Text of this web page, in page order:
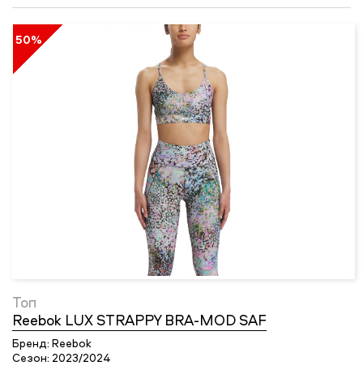
50%
Топ
Reebok LUX STRAPPY BRA-MOD SAF
Бренд: Reebok
Сезон: 2023/2024